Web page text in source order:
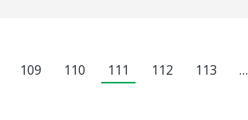
109 110 111 112 113 …